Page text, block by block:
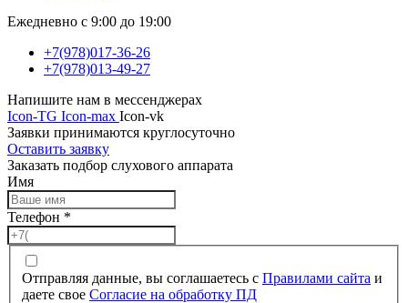
Ежедневно с 9:00 до 19:00
+7(978)017-36-26
+7(978)013-49-27
Напишите нам в мессенджерах
Icon-TG Icon-max Icon-vk
Заявки принимаются круглосуточно
Оставить заявку
Заказать подбор слухового аппарата
Имя
Телефон *
Отправляя данные, вы соглашаетесь с Правилами сайта и
даете свое Согласие на обработку ПД